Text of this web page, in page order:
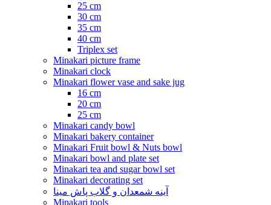
25 cm
30 cm
35 cm
40 cm
Triplex set
Minakari picture frame
Minakari clock
Minakari flower vase and sake jug
16 cm
20 cm
25 cm
Minakari candy bowl
Minakari bakery container
Minakari Fruit bowl & Nuts bowl
Minakari bowl and plate set
Minakari tea and sugar bowl set
Minakari decorating set
آینه شمعدان و گلاب پاش مینا
Minakari tools